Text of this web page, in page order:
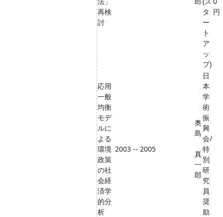
再検
討
タ
ー
ト
ア
ッ
プ)
円
応用
一般
均衡
モデ
ルに
よる
環境
政策
の社
会経
済学
的分
析
2003 -- 2005
奥
島
真
一
郎
日
本
学
術
振
興
会/
特
別
研
究
員
奨
励